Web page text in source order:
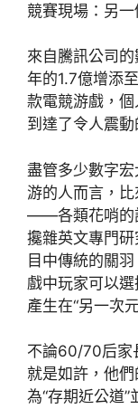
競賽現場：另
來自騰訊公司
年的1.7億增添
款電競游戲，
到達了令人震
盡管多少數字
游的人而言，
——各類花哨的
攙雜英文專門
目中傳統的關
戲中玩家可以
產生在“另一次
不論60/70后家
就是如許，他
為“存期近公道”